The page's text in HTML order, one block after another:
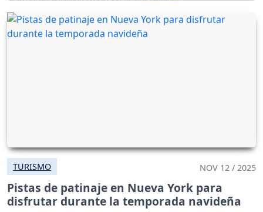
TURISMO NOV 12 / 2025
Pistas de patinaje en Nueva York para
disfrutar durante la temporada navideña